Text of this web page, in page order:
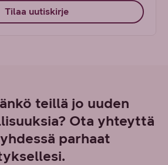
Tilaa uutiskirje
teillä jo uuden
Ota yhteyttä
parhaat